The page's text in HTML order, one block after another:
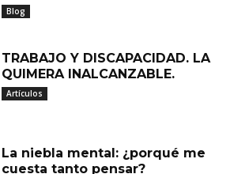
Blog
TRABAJO Y DISCAPACIDAD. LA
QUIMERA INALCANZABLE.
Artículos
La niebla mental: ¿porqué me
cuesta tanto pensar?